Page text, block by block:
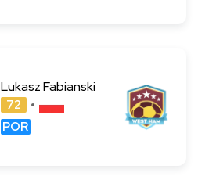
Lukasz Fabianski
72
POR